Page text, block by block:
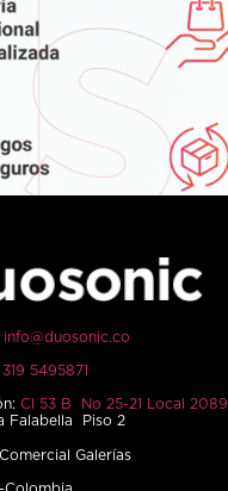
info@duosonic.co
319 5495871
Cl 53 B No 25-21 Local 2089
Falabella Piso 2
Galerías